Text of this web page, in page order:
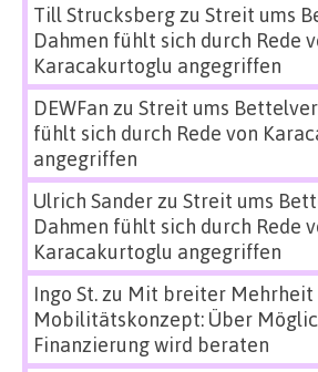
Till Strucksbergzu Streit ums
Dahmen fühlt sich durch Rede
Karacakurtoglu angegriffen
DEWFan zu Streit ums
fühlt sich durch Rede von
angegriffen
Ulrich Sanderzu Streit ums
Dahmen fühlt sich durch Rede
Karacakurtoglu angegriffen
Ingo St.zu Mit breiter Mehrheit
Mobilitätskonzept: Über
Finanzierung wird beraten